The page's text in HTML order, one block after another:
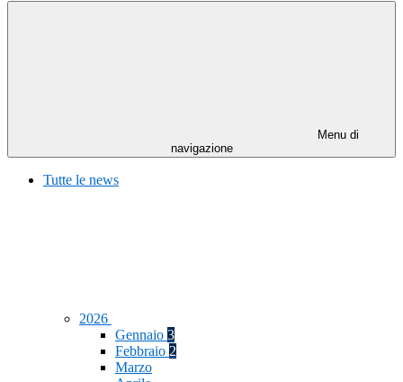
Menu di
navigazione
Tutte le news
2026
Gennaio 3
Febbraio 2
Marzo